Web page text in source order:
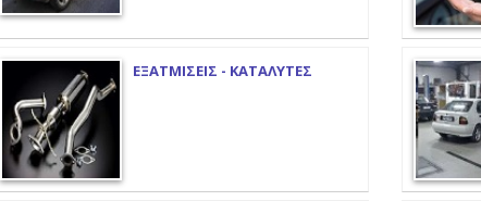
ΕΞΑΤΜΙΣΕΙΣ - ΚΑΤΑΛΥΤΕΣ